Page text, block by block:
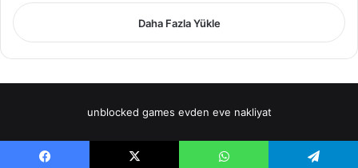
Daha Fazla Yükle
unblocked games evden eve nakliyat